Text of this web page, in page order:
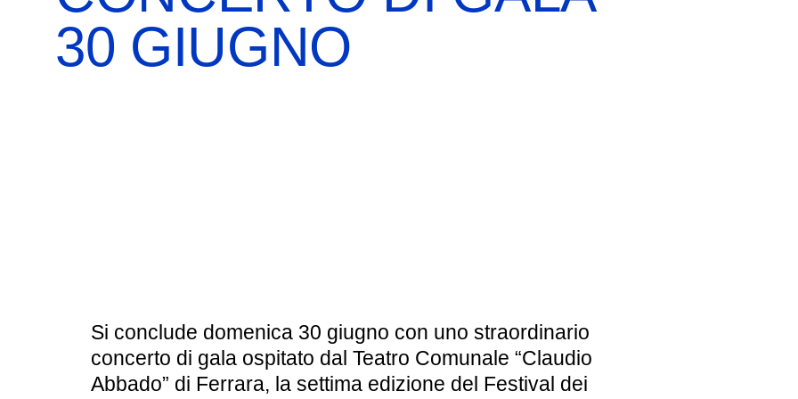
BOOKSHOP
AULA DIDATTICA
VISITE GUIDATE
PASSATI
RICERCA
IL CICLO DELLA VITA
#ITALIAEBRAICA
30 GIUGNO
Si conclude domenica 30 giugno con uno straordinario
concerto di gala ospitato dal Teatro Comunale “Claudio
Abbado” di Ferrara, la settima edizione del Festival dei